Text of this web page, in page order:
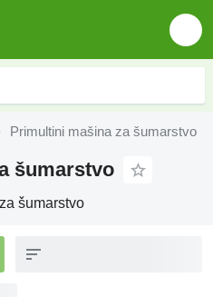
Primultini mašina za šumarstvo
šumarstvo
šumarstvo